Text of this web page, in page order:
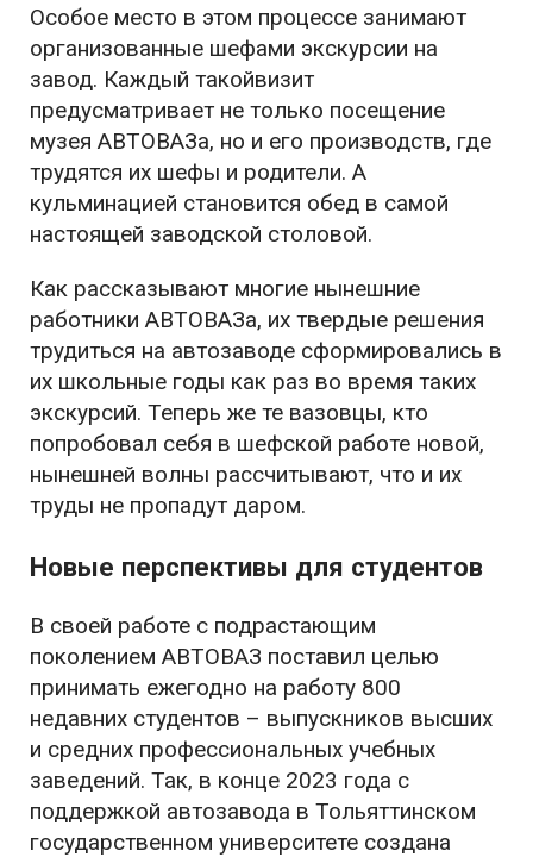
Особое место в этом процессе занимают
организованные шефами экскурсии на
завод. Каждый такойвизит
предусматривает не только посещение
музея АВТОВАЗа, но и его производств, где
трудятся их шефы и родители. А
кульминацией становится обед в самой
настоящей заводской столовой.
Как рассказывают многие нынешние
работники АВТОВАЗа, их твердые решения
трудиться на автозаводе сформировались в
их школьные годы как раз во время таких
экскурсий. Теперь же те вазовцы, кто
попробовал себя в шефской работе новой,
нынешней волны рассчитывают, что и их
труды не пропадут даром.
Новые перспективы для студентов
В своей работе с подрастающим
поколением АВТОВАЗ поставил целью
принимать ежегодно на работу 800
недавних студентов – выпускников высших
и средних профессиональных учебных
заведений. Так, в конце 2023 года с
поддержкой автозавода в Тольяттинском
государственном университете создана